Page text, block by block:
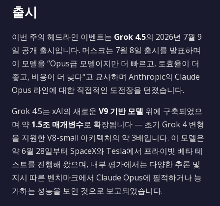
출시
이번 주의 헤드라인 이벤트는 Grok 4.5의 2026년 7월 9
일 공개 출시입니다. 머스크는 7월 8일 출시를 발표하며
이 모델을 “Opus급 모델이지만 더 빠르고, 토효율이 더
좋고, 비용이 더 낮다"고 묘사하며 Anthropic의 Claude
Opus 라인에 대한 직접적인 도전장을 던졌습니다.
Grok 4.5는 xAI의 새로운 V9 기반 모델 위에 구축되었으
며 약 1.5조 매개변수로 확장됩니다 — 초기 Grok 4 변형
을 지원한 V8-small 아키텍처의 약 3배입니다. 이 모델은
약 6월 28일부터 SpaceX와 Tesla에서 프라이빗 베타 테
스트를 진행해 왔으며, 내부 평가에서는 다양한 추론 및
지시 따른 벤치마크에서 Claude Opus에 필적하거나 능
가하는 성능을 보인 것으로 보고되었습니다.